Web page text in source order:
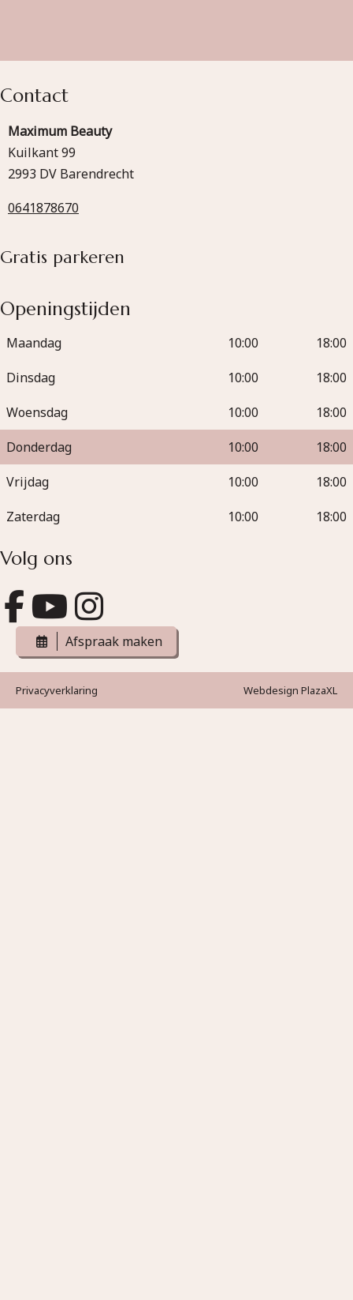
Contact
Maximum Beauty
Kuilkant 99
2993 DV Barendrecht
0641878670
Gratis parkeren
Openingstijden
Maandag 10:00
18:00
Dinsdag
10:00
18:00
Woensdag
10:00
18:00
Donderdag
10:00
18:00
Vrijdag
10:00
18:00
Zaterdag
10:00 18:00
Volg ons
Afspraak maken
Privacyverklaring Webdesign PlazaXL